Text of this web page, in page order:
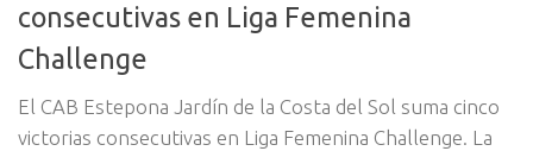
consecutivas en Liga Femenina
Challenge
El CAB Estepona Jardín de la Costa del Sol suma cinco
victorias consecutivas en Liga Femenina Challenge. La